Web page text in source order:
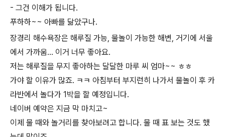
- 그건 이해가 됩니다.
푸하하~~ 아빠를 닮았구나.
장경리 해수욕장은 해루질 가능, 물놀이 가능한 해변, 거기에 서울
에서 가까움... 이거 너무 좋아요.
저는 해루질을 무지 좋아하는 달달한 마루 씨 엄마~~ ㅎㅎ
가야 할 이유가 많죠. ㅋㅋ 아침부터 부지런히 나가서 물놀이 후 카
라반에서 놀다가 1박을 할 예정입니다.
네이버 예약은 지금 막 마치고~
이제 물 때와 놀거리를 찾아보려고 합니다. 물 때 표 보는 것도 했